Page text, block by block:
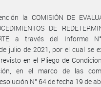
la COMISIÓN DE
DE
a través del Informe
julio de 2021, por el cual se
en el Pliego de
en el marco de las
N° 64 de fecha 19 de